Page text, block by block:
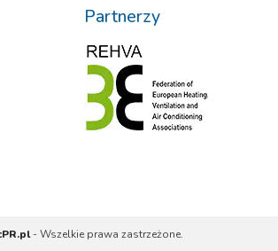
Partnerzy
- Wszelkie prawa zastrzeżone.